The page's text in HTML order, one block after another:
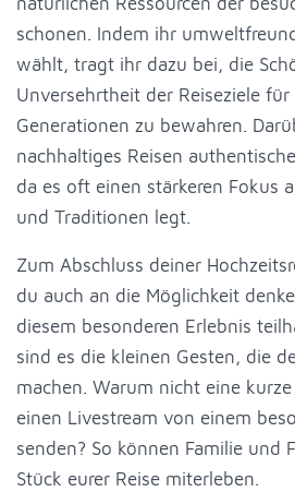
schonen. Indem ihr
wählt, tragt ihr dazu bei, die
Unversehrtheit der Reiseziele
Generationen zu bewahren.
nachhaltiges Reisen
da es oft einen stärkeren Fokus
und Traditionen legt.
Zum Abschluss deiner
du auch an die Möglichkeit
diesem besonderen Erlebnis
sind es die kleinen Gesten, die
machen. Warum nicht eine
einen Livestream von einem
senden? So können Familie und
Stück eurer Reise miterleben.